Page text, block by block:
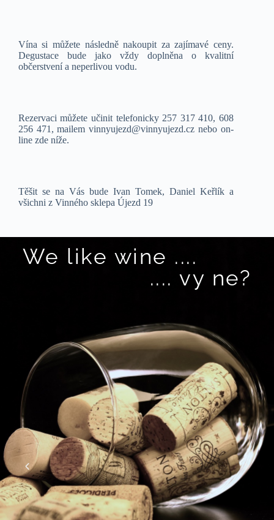
Vína si můžete následně nakoupit za zajímavé ceny.
Degustace bude jako vždy doplněna o kvalitní
občerstvení a neperlivou vodu.
Rezervaci můžete učinit telefonicky 257 317 410, 608
256 471, mailem vinnyujezd@vinnyujezd.cz nebo on-
line zde níže.
Těšit se na Vás bude Ivan Tomek, Daniel Keřlík a
všichni z Vinného sklepa Újezd 19
We like wine ....
.... vy ne?